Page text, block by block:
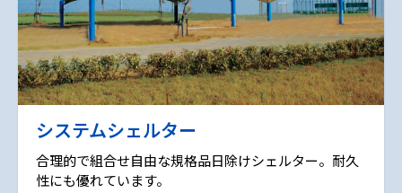
システムシェルター
合理的で組合せ自由な規格品日除けシェルター。耐久
性にも優れています。